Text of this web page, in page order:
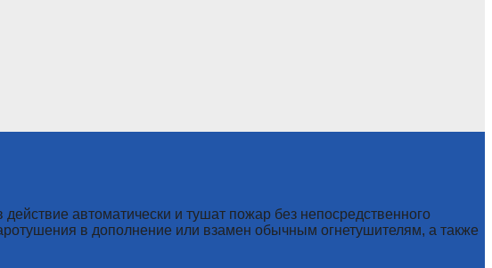
автоматически и тушат пожар без непосредственного
в дополнение или взамен обычным огнетушителям, а также